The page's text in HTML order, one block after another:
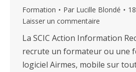
Formation Par Lucille Blondé
Laisser un commentaire
La SCIC Action Information
recrute un formateur ou une
logiciel Airmes, mobile sur